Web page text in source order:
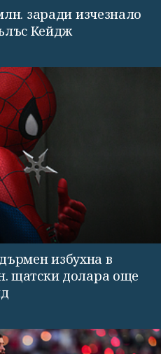
заради изчезнало
Кейдж
избухна в
щатски долара още